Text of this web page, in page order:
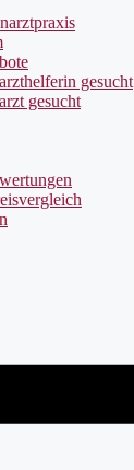
gesucht
gesucht